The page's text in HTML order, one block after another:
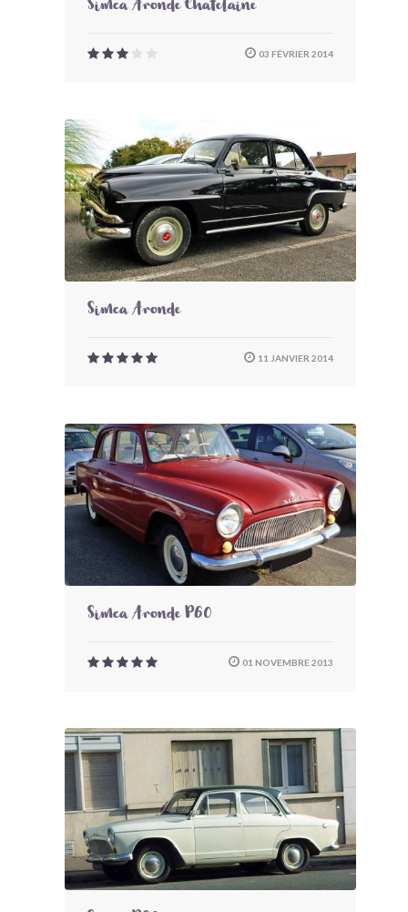
Simca Aronde Chatelaine
03 FÉVRIER 2014
Simca Aronde
11 JANVIER 2014
Simca Aronde P60
01 NOVEMBRE 2013